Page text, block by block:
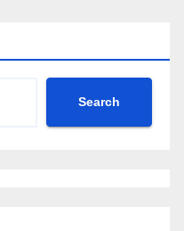
Search